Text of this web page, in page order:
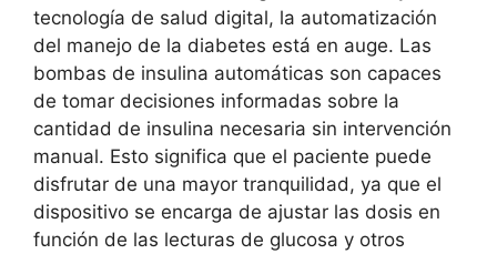
tecnología de salud digital, la automatización
del manejo de la diabetes está en auge. Las
bombas de insulina automáticas son capaces
de tomar decisiones informadas sobre la
cantidad de insulina necesaria sin intervención
manual. Esto significa que el paciente puede
disfrutar de una mayor tranquilidad, ya que el
dispositivo se encarga de ajustar las dosis en
función de las lecturas de glucosa y otros